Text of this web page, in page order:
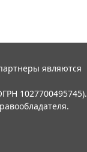
являются
1027700495745).